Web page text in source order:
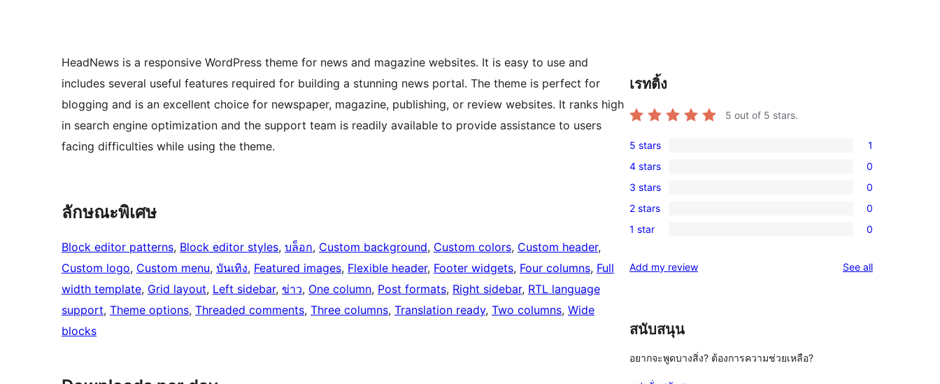
HeadNews is a responsive WordPress theme for news and magazine websites. It is easy to use and
includes several useful features required for building a stunning news portal. The theme is perfect for
blogging and is an excellent choice for newspaper, magazine, publishing, or review websites. It ranks high
in search engine optimization and the support team is readily available to provide assistance to users
facing difficulties while using the theme.
ลักษณะพิเศษ
Block editor patterns, Block editor styles, บล็อก, Custom background, Custom colors, Custom header
Custom logo, Custom menu, บันเทิง, Featured images, Flexible header, Footer widgets, Four columns, Full
width template, Grid layout, Left sidebar, ข่าว, One column, Post formats, Right sidebar, RTL language
support, Theme options, Threaded comments, Three columns, Translation ready, Two columns, Wide
blocks
เรทติ้ง
5 out of 5 stars.
1
5-
star
review
5 stars 1
0
4-
star
reviews
4 stars 0
0
3-
star
3 stars 0
0
2-
reviews
2 stars 0
0
star
1 star 0
Add my review See allreviews
สนับสนุน
อยากจะพูดบางสิ่ง? ต้องการความช่วยเหลือ?